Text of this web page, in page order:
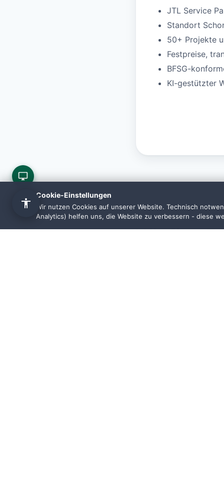
JTL Service
Standort
50+ Projekte
Festpreise,
BFSG-
KI-gestützter
Häufige
Cookie-Einstellungen
Wir nutzen Cookies auf unserer Website. Technisch
Analytics) helfen uns, die Website zu verbessern - diese